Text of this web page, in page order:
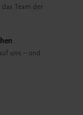
Team der
uns – und